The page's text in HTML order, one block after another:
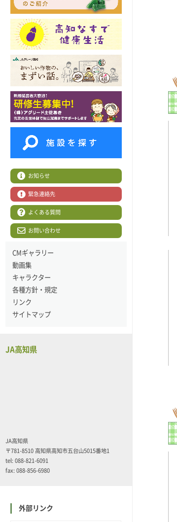
お知らせ
緊急連絡先
よくある質問
お問い合わせ
CMギャラリー
動画集
キャラクター
各種方針・規定
リンク
サイトマップ
JA高知県
JA高知県
〒781-8510 高知県高知市五台山5015番地1
tel: 088-821-6091
fax: 088-856-6980
外部リンク